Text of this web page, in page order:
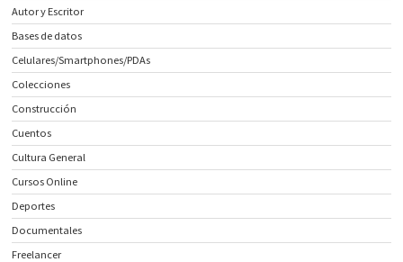
Autor y Escritor
Bases de datos
Celulares/Smartphones/PDAs
Colecciones
Construcción
Cuentos
Cultura General
Cursos Online
Deportes
Documentales
Freelancer